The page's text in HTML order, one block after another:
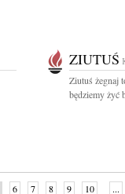
ZIUTUŚ
Ziutuś żegnaj
będziemy żyć
6 7 8 9 10 ...